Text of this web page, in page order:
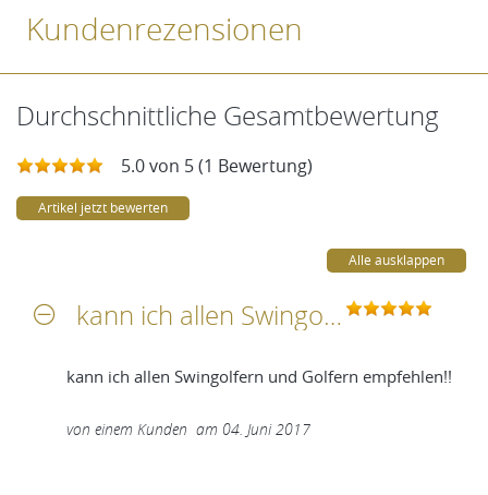
Kundenrezensionen
Durchschnittliche Gesamtbewertung
5.0 von 5 (1 Bewertung)
Artikel jetzt bewerten
Alle ausklappen
kann ich allen Swingolfern und Golfern empfehlen!!
kann ich allen Swingolfern und Golfern empfehlen!!
von einem Kunden am 04. Juni 2017